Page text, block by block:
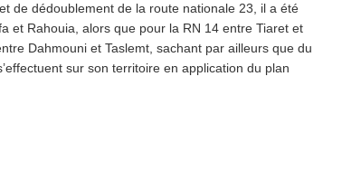
de dédoublement de la route nationale 23, il a été
et Rahouia, alors que pour la RN 14 entre Tiaret et
Dahmouni et Taslemt, sachant par ailleurs que du
sur son territoire en application du plan